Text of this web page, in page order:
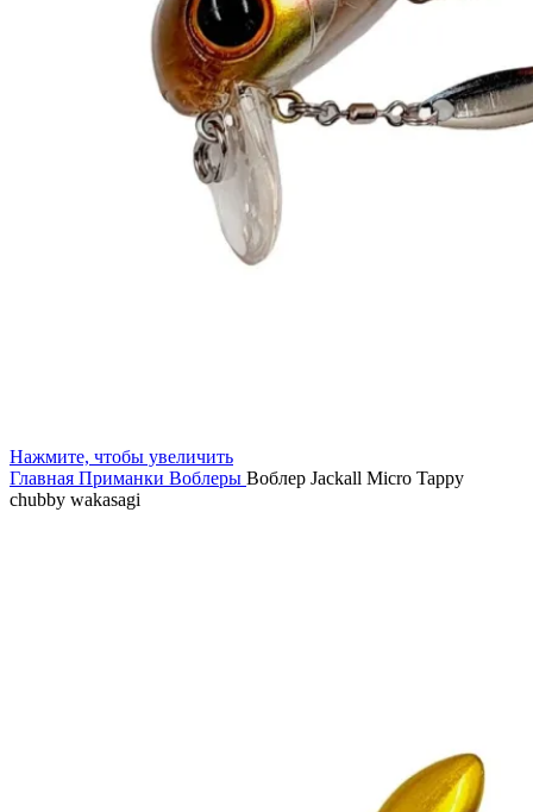
Нажмите, чтобы увеличить
Главная Приманки Воблеры Воблер Jackall Micro Tappy
chubby wakasagi